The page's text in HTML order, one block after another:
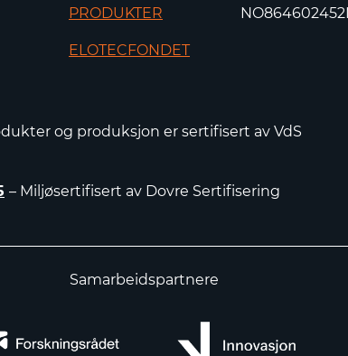
PRODUKTER
ELOTECFONDET
og produksjon er sertifisert av VdS
– Miljøsertifisert av Dovre Sertifisering
Samarbeidspartnere